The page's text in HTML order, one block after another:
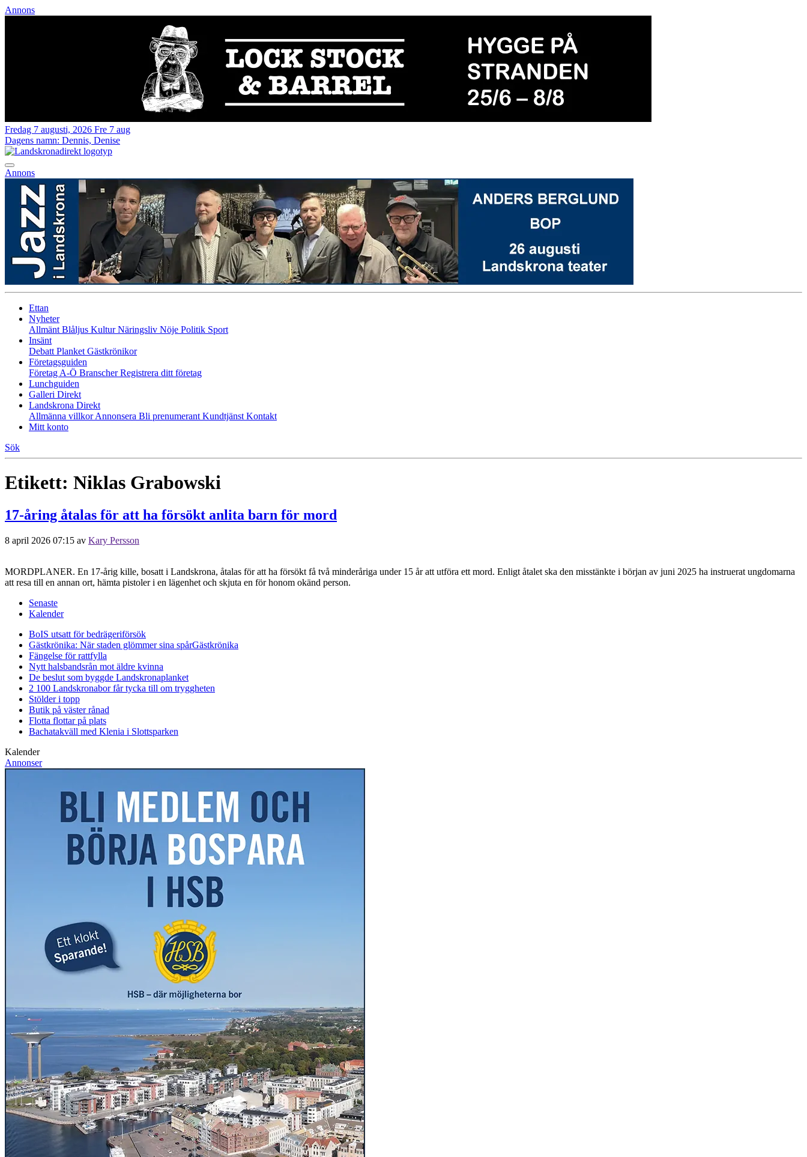
Annons
Fredag 7 augusti, 2026 Fre 7 aug
Dagens namn: Dennis, Denise
Annons
Ettan
Nyheter
Allmänt Blåljus KulturNäringsliv Nöje Politik Sport
Insänt
Debatt Planket Gästkrönikor
Företagsguiden
Företag A-Ö BranscherRegistrera ditt företag
Lunchguiden
Galleri Direkt
Landskrona Direkt
Allmänna villkorAnnonsera Bli prenumerant Kundtjänst Kontakt
Mitt konto
Sök
Etikett: Niklas Grabowski
17‑åring åtalas för att ha försökt anlita barn för mord
8 april 2026 07:15 av Kary Persson
MORDPLANER. En 17-årig kille, bosatt i Landskrona, åtalas för att ha försökt få två minderåriga under 15 år att utföra ett mord. Enligt åtalet ska den misstänkte i början av juni 2025 ha instruerat ungdomarna
att resa till en annan ort, hämta pistoler i en lägenhet och skjuta en för honom okänd person.
Senaste
Kalender
BoIS utsatt för bedrägeriförsök
Gästkrönika: När staden glömmer sina spårGästkrönika
Fängelse för rattfylla
Nytt halsbandsrån mot äldre kvinna
De beslut som byggde Landskronaplanket
2 100 Landskronabor får tycka till om tryggheten
Stölder i topp
Butik på väster rånad
Flotta flottar på plats
Bachatakväll med Klenia i Slottsparken
Kalender
Annonser